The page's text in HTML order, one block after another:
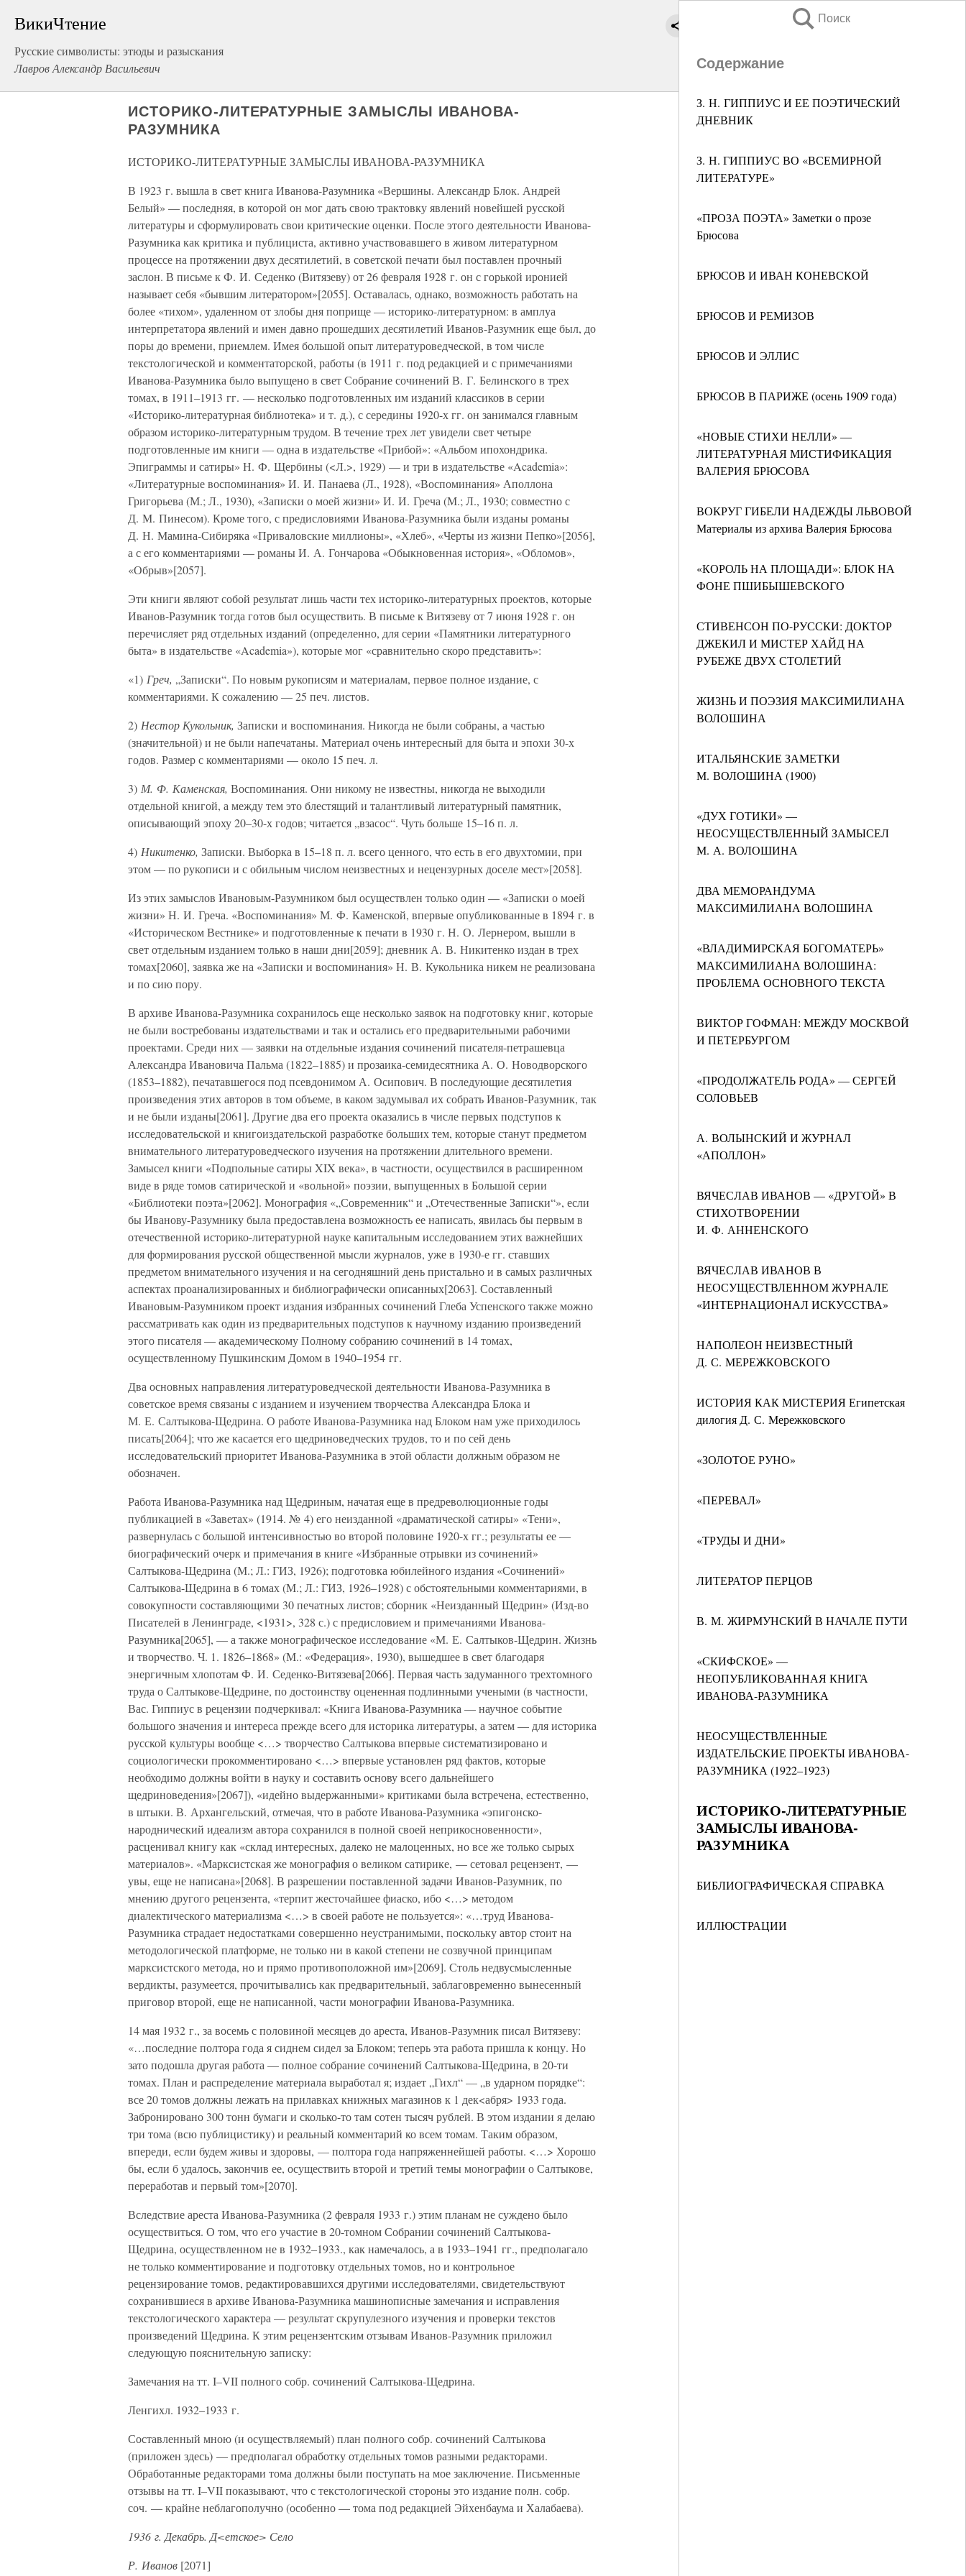
ВикиЧтение
Русские символисты: этюды и разыскания
Лавров Александр Васильевич
Поиск
Содержание
З. Н. ГИППИУС И ЕЕ ПОЭТИЧЕСКИЙ
ДНЕВНИК
З. Н. ГИППИУС ВО «ВСЕМИРНОЙ
ЛИТЕРАТУРЕ»
«ПРОЗА ПОЭТА» Заметки о прозе
Брюсова
БРЮСОВ И ИВАН КОНЕВСКОЙ
БРЮСОВ И РЕМИЗОВ
БРЮСОВ И ЭЛЛИС
БРЮСОВ В ПАРИЖЕ (осень 1909 года)
«НОВЫЕ СТИХИ НЕЛЛИ» —
ЛИТЕРАТУРНАЯ МИСТИФИКАЦИЯ
ВАЛЕРИЯ БРЮСОВА
ВОКРУГ ГИБЕЛИ НАДЕЖДЫ ЛЬВОВОЙ
Материалы из архива Валерия Брюсова
«КОРОЛЬ НА ПЛОЩАДИ»: БЛОК НА
ФОНЕ ПШИБЫШЕВСКОГО
СТИВЕНСОН ПО-РУССКИ: ДОКТОР
ДЖЕКИЛ И МИСТЕР ХАЙД НА
РУБЕЖЕ ДВУХ СТОЛЕТИЙ
ЖИЗНЬ И ПОЭЗИЯ МАКСИМИЛИАНА
ВОЛОШИНА
ИТАЛЬЯНСКИЕ ЗАМЕТКИ
М. ВОЛОШИНА (1900)
«ДУХ ГОТИКИ» —
НЕОСУЩЕСТВЛЕННЫЙ ЗАМЫСЕЛ
М. А. ВОЛОШИНА
ДВА МЕМОРАНДУМА
МАКСИМИЛИАНА ВОЛОШИНА
«ВЛАДИМИРСКАЯ БОГОМАТЕРЬ»
МАКСИМИЛИАНА ВОЛОШИНА:
ПРОБЛЕМА ОСНОВНОГО ТЕКСТА
ВИКТОР ГОФМАН: МЕЖДУ МОСКВОЙ
И ПЕТЕРБУРГОМ
«ПРОДОЛЖАТЕЛЬ РОДА» — СЕРГЕЙ
СОЛОВЬЕВ
А. ВОЛЫНСКИЙ И ЖУРНАЛ
«АПОЛЛОН»
ВЯЧЕСЛАВ ИВАНОВ — «ДРУГОЙ» В
СТИХОТВОРЕНИИ
И. Ф. АННЕНСКОГО
ВЯЧЕСЛАВ ИВАНОВ В
НЕОСУЩЕСТВЛЕННОМ ЖУРНАЛЕ
«ИНТЕРНАЦИОНАЛ ИСКУССТВА»
НАПОЛЕОН НЕИЗВЕСТНЫЙ
Д. С. МЕРЕЖКОВСКОГО
ИСТОРИЯ КАК МИСТЕРИЯ Египетская
дилогия Д. С. Мережковского
«ЗОЛОТОЕ РУНО»
«ПЕРЕВАЛ»
«ТРУДЫ И ДНИ»
ЛИТЕРАТОР ПЕРЦОВ
В. М. ЖИРМУНСКИЙ В НАЧАЛЕ ПУТИ
«СКИФСКОЕ» —
НЕОПУБЛИКОВАННАЯ КНИГА
ИВАНОВА-РАЗУМНИКА
НЕОСУЩЕСТВЛЕННЫЕ
ИЗДАТЕЛЬСКИЕ ПРОЕКТЫ ИВАНОВА-
РАЗУМНИКА (1922–1923)
ИСТОРИКО-ЛИТЕРАТУРНЫЕ
ЗАМЫСЛЫ ИВАНОВА-
РАЗУМНИКА
БИБЛИОГРАФИЧЕСКАЯ СПРАВКА
ИЛЛЮСТРАЦИИ
ИСТОРИКО-ЛИТЕРАТУРНЫЕ ЗАМЫСЛЫ ИВАНОВА-
РАЗУМНИКА
ИСТОРИКО-ЛИТЕРАТУРНЫЕ ЗАМЫСЛЫ ИВАНОВА-РАЗУМНИКА
В 1923 г. вышла в свет книга Иванова-Разумника «Вершины. Александр Блок. Андрей
Белый» — последняя, в которой он мог дать свою трактовку явлений новейшей русской
литературы и сформулировать свои критические оценки. После этого деятельности Иванова-
Разумника как критика и публициста, активно участвовавшего в живом литературном
процессе на протяжении двух десятилетий, в советской печати был поставлен прочный
заслон. В письме к Ф. И. Седенко (Витязеву) от 26 февраля 1928 г. он с горькой иронией
называет себя «бывшим литератором»[2055]. Оставалась, однако, возможность работать на
более «тихом», удаленном от злобы дня поприще — историко-литературном: в амплуа
интерпретатора явлений и имен давно прошедших десятилетий Иванов-Разумник еще был, до
поры до времени, приемлем. Имея большой опыт литературоведческой, в том числе
текстологической и комментаторской, работы (в 1911 г. под редакцией и с примечаниями
Иванова-Разумника было выпущено в свет Собрание сочинений В. Г. Белинского в трех
томах, в 1911–1913 гг. — несколько подготовленных им изданий классиков в серии
«Историко-литературная библиотека» и т. д.), с середины 1920-х гг. он занимался главным
образом историко-литературным трудом. В течение трех лет увидели свет четыре
подготовленные им книги — одна в издательстве «Прибой»: «Альбом ипохондрика.
Эпиграммы и сатиры» Н. Ф. Щербины (<Л.>, 1929) — и три в издательстве «Academia»:
«Литературные воспоминания» И. И. Панаева (Л., 1928), «Воспоминания» Аполлона
Григорьева (М.; Л., 1930), «Записки о моей жизни» И. И. Греча (М.; Л., 1930; совместно с
Д. М. Пинесом). Кроме того, с предисловиями Иванова-Разумника были изданы романы
Д. Н. Мамина-Сибиряка «Приваловские миллионы», «Хлеб», «Черты из жизни Пепко»[2056],
а с его комментариями — романы И. А. Гончарова «Обыкновенная история», «Обломов»,
«Обрыв»[2057].
Эти книги являют собой результат лишь части тех историко-литературных проектов, которые
Иванов-Разумник тогда готов был осуществить. В письме к Витязеву от 7 июня 1928 г. он
перечисляет ряд отдельных изданий (определенно, для серии «Памятники литературного
быта» в издательстве «Academia»), которые мог «сравнительно скоро представить»:
«1) Греч, „Записки“. По новым рукописям и материалам, первое полное издание, с
комментариями. К сожалению — 25 печ. листов.
2) Нестор Кукольник, Записки и воспоминания. Никогда не были собраны, а частью
(значительной) и не были напечатаны. Материал очень интересный для быта и эпохи 30-х
годов. Размер с комментариями — около 15 печ. л.
3) М. Ф. Каменская, Воспоминания. Они никому не известны, никогда не выходили
отдельной книгой, а между тем это блестящий и талантливый литературный памятник,
описывающий эпоху 20–30-х годов; читается „взасос“. Чуть больше 15–16 п. л.
4) Никитенко, Записки. Выборка в 15–18 п. л. всего ценного, что есть в его двухтомии, при
этом — по рукописи и с обильным числом неизвестных и нецензурных доселе мест»[2058].
Из этих замыслов Ивановым-Разумником был осуществлен только один — «Записки о моей
жизни» Н. И. Греча. «Воспоминания» М. Ф. Каменской, впервые опубликованные в 1894 г. в
«Историческом Вестнике» и подготовленные к печати в 1930 г. Н. О. Лернером, вышли в
свет отдельным изданием только в наши дни[2059]; дневник А. В. Никитенко издан в трех
томах[2060], заявка же на «Записки и воспоминания» Н. В. Кукольника никем не реализована
и по сию пору.
В архиве Иванова-Разумника сохранилось еще несколько заявок на подготовку книг, которые
не были востребованы издательствами и так и остались его предварительными рабочими
проектами. Среди них — заявки на отдельные издания сочинений писателя-петрашевца
Александра Ивановича Пальма (1822–1885) и прозаика-семидесятника А. О. Новодворского
(1853–1882), печатавшегося под псевдонимом А. Осипович. В последующие десятилетия
произведения этих авторов в том объеме, в каком задумывал их собрать Иванов-Разумник, так
и не были изданы[2061]. Другие два его проекта оказались в числе первых подступов к
исследовательской и книгоиздательской разработке больших тем, которые станут предметом
внимательного литературоведческого изучения на протяжении длительного времени.
Замысел книги «Подпольные сатиры XIX века», в частности, осуществился в расширенном
виде в ряде томов сатирической и «вольной» поэзии, выпущенных в Большой серии
«Библиотеки поэта»[2062]. Монография «„Современник“ и „Отечественные Записки“», если
бы Иванову-Разумнику была предоставлена возможность ее написать, явилась бы первым в
отечественной историко-литературной науке капитальным исследованием этих важнейших
для формирования русской общественной мысли журналов, уже в 1930-е гг. ставших
предметом внимательного изучения и на сегодняшний день пристально и в самых различных
аспектах проанализированных и библиографически описанных[2063]. Составленный
Ивановым-Разумником проект издания избранных сочинений Глеба Успенского также можно
рассматривать как один из предварительных подступов к научному изданию произведений
этого писателя — академическому Полному собранию сочинений в 14 томах,
осуществленному Пушкинским Домом в 1940–1954 гг.
Два основных направления литературоведческой деятельности Иванова-Разумника в
советское время связаны с изданием и изучением творчества Александра Блока и
М. Е. Салтыкова-Щедрина. О работе Иванова-Разумника над Блоком нам уже приходилось
писать[2064]; что же касается его щедриноведческих трудов, то и по сей день
исследовательский приоритет Иванова-Разумника в этой области должным образом не
обозначен.
Работа Иванова-Разумника над Щедриным, начатая еще в предреволюционные годы
публикацией в «Заветах» (1914. № 4) его неизданной «драматической сатиры» «Тени»,
развернулась с большой интенсивностью во второй половине 1920-х гг.; результаты ее —
биографический очерк и примечания в книге «Избранные отрывки из сочинений»
Салтыкова-Щедрина (М.; Л.: ГИЗ, 1926); подготовка юбилейного издания «Сочинений»
Салтыкова-Щедрина в 6 томах (М.; Л.: ГИЗ, 1926–1928) с обстоятельными комментариями, в
совокупности составляющими 30 печатных листов; сборник «Неизданный Щедрин» (Изд-во
Писателей в Ленинграде, <1931>, 328 с.) с предисловием и примечаниями Иванова-
Разумника[2065], — а также монографическое исследование «М. Е. Салтыков-Щедрин. Жизнь
и творчество. Ч. 1. 1826–1868» (М.: «Федерация», 1930), вышедшее в свет благодаря
энергичным хлопотам Ф. И. Седенко-Витязева[2066]. Первая часть задуманного трехтомного
труда о Салтыкове-Щедрине, по достоинству оцененная подлинными учеными (в частности,
Вас. Гиппиус в рецензии подчеркивал: «Книга Иванова-Разумника — научное событие
большого значения и интереса прежде всего для историка литературы, а затем — для историка
русской культуры вообще <…> творчество Салтыкова впервые систематизировано и
социологически прокомментировано <…> впервые установлен ряд фактов, которые
необходимо должны войти в науку и составить основу всего дальнейшего
щедриноведения»[2067]), «идейно выдержанными» критиками была встречена, естественно,
в штыки. В. Архангельский, отмечая, что в работе Иванова-Разумника «эпигонско-
народнический идеализм автора сохранился в полной своей неприкосновенности»,
расценивал книгу как «склад интересных, далеко не малоценных, но все же только сырых
материалов». «Марксистская же монография о великом сатирике, — сетовал рецензент, —
увы, еще не написана»[2068]. В разрешении поставленной задачи Иванов-Разумник, по
мнению другого рецензента, «терпит жесточайшее фиаско, ибо <…> методом
диалектического материализма <…> в своей работе не пользуется»: «…труд Иванова-
Разумника страдает недостатками совершенно неустранимыми, поскольку автор стоит на
методологической платформе, не только ни в какой степени не созвучной принципам
марксистского метода, но и прямо противоположной им»[2069]. Столь недвусмысленные
вердикты, разумеется, прочитывались как предварительный, заблаговременно вынесенный
приговор второй, еще не написанной, части монографии Иванова-Разумника.
14 мая 1932 г., за восемь с половиной месяцев до ареста, Иванов-Разумник писал Витязеву:
«…последние полтора года я сиднем сидел за Блоком; теперь эта работа пришла к концу. Но
зато подошла другая работа — полное собрание сочинений Салтыкова-Щедрина, в 20-ти
томах. План и распределение материала выработал я; издает „Гихл“ — „в ударном порядке“:
все 20 томов должны лежать на прилавках книжных магазинов к 1 дек<абря> 1933 года.
Забронировано 300 тонн бумаги и сколько-то там сотен тысяч рублей. В этом издании я делаю
три тома (всю публицистику) и реальный комментарий ко всем томам. Таким образом,
впереди, если будем живы и здоровы, — полтора года напряженнейшей работы. <…> Хорошо
бы, если б удалось, закончив ее, осуществить второй и третий темы монографии о Салтыкове,
переработав и первый том»[2070].
Вследствие ареста Иванова-Разумника (2 февраля 1933 г.) этим планам не суждено было
осуществиться. О том, что его участие в 20-томном Собрании сочинений Салтыкова-
Щедрина, осуществленном не в 1932–1933., как намечалось, а в 1933–1941 гг., предполагало
не только комментирование и подготовку отдельных томов, но и контрольное
рецензирование томов, редактировавшихся другими исследователями, свидетельствуют
сохранившиеся в архиве Иванова-Разумника машинописные замечания и исправления
текстологического характера — результат скрупулезного изучения и проверки текстов
произведений Щедрина. К этим рецензентским отзывам Иванов-Разумник приложил
следующую пояснительную записку:
Замечания на тт. I–VII полного собр. сочинений Салтыкова-Щедрина.
Ленгихл. 1932–1933 г.
Составленный мною (и осуществляемый) план полного собр. сочинений Салтыкова
(приложен здесь) — предполагал обработку отдельных томов разными редакторами.
Обработанные редакторами тома должны были поступать на мое заключение. Письменные
отзывы на тт. I–VII показывают, что с текстологической стороны это издание полн. собр.
соч. — крайне неблагополучно (особенно — тома под редакцией Эйхенбаума и Халабаева).
1936 г. Декабрь. Д<етское> Село
Р. Иванов [2071]